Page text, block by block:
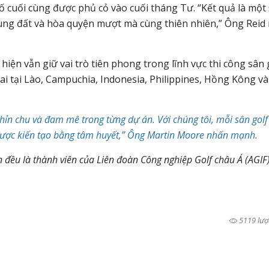
cùng được phủ cỏ vào cuối tháng Tư. “Kết quả là một
đất và hòa quyện mượt mà cùng thiên nhiên,” Ông Reid
vẫn giữ vai trò tiên phong trong lĩnh vực thi công sân
tại Lào, Campuchia, Indonesia, Philippines, Hồng Kông
chu và đam mê trong từng dự án. Với chúng tôi, mỗi sân golf
kiến tạo bằng tâm huyết,” Ông Martin Moore nhấn mạnh.
là thành viên của Liên đoàn Công nghiệp Golf châu Á
5119